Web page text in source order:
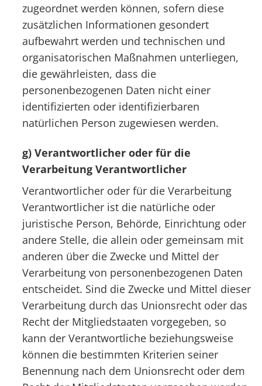
zugeordnet werden können, sofern diese
zusätzlichen Informationen gesondert
aufbewahrt werden und technischen und
organisatorischen Maßnahmen unterliegen,
die gewährleisten, dass die
personenbezogenen Daten nicht einer
identifizierten oder identifizierbaren
natürlichen Person zugewiesen werden.
g) Verantwortlicher oder für die
Verarbeitung Verantwortlicher
Verantwortlicher oder für die Verarbeitung
Verantwortlicher ist die natürliche oder
juristische Person, Behörde, Einrichtung oder
andere Stelle, die allein oder gemeinsam mit
anderen über die Zwecke und Mittel der
Verarbeitung von personenbezogenen Daten
entscheidet. Sind die Zwecke und Mittel dieser
Verarbeitung durch das Unionsrecht oder das
Recht der Mitgliedstaaten vorgegeben, so
kann der Verantwortliche beziehungsweise
können die bestimmten Kriterien seiner
Benennung nach dem Unionsrecht oder dem